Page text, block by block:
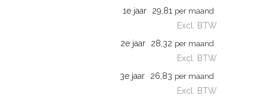
1e jaar 29,81 per maand
Excl. BTW
2e jaar
28,32 per maand
Excl. BTW
3e jaar
26,83 per maand
Excl. BTW